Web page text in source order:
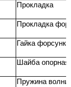
Прокладка
Прокладка
Гайка форсунки
Шайба опорная
Пружина